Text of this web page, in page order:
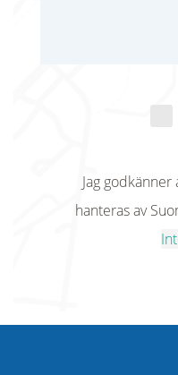
Jag
hanteras av